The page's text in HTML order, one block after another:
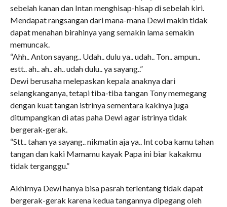
sebelah kanan dan Intan menghisap-hisap di sebelah kiri.
Mendapat rangsangan dari mana-mana Dewi makin tidak
dapat menahan birahinya yang semakin lama semakin
memuncak.
“Ahh.. Anton sayang.. Udah.. dulu ya.. udah.. Ton.. ampun..
estt.. ah.. ah.. ah.. udah dulu.. ya sayang..”
Dewi berusaha melepaskan kepala anaknya dari
selangkanganya, tetapi tiba-tiba tangan Tony memegang
dengan kuat tangan istrinya sementara kakinya juga
ditumpangkan di atas paha Dewi agar istrinya tidak
bergerak-gerak.
“Stt.. tahan ya sayang.. nikmatin aja ya.. Int coba kamu tahan
tangan dan kaki Mamamu kayak Papa ini biar kakakmu
tidak terganggu.”
Akhirnya Dewi hanya bisa pasrah terlentang tidak dapat
bergerak-gerak karena kedua tangannya dipegang oleh